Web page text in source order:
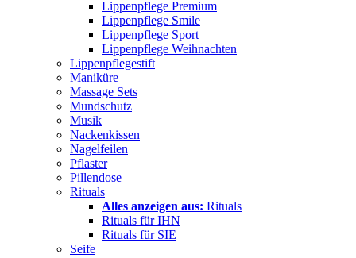
Lippenpflege Premium
Lippenpflege Smile
Lippenpflege Sport
Lippenpflege Weihnachten
Lippenpflegestift
Maniküre
Massage Sets
Mundschutz
Musik
Nackenkissen
Nagelfeilen
Pflaster
Pillendose
Rituals
Alles anzeigen aus: Rituals
Rituals für IHN
Rituals für SIE
Seife